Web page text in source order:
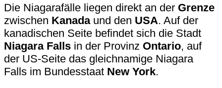
Die Niagarafälle liegen direkt an der Grenze
zwischen Kanadaund den USA. Auf der
kanadischen Seite befindet sich die Stadt
Niagara Falls in der Provinz Ontario, auf
der US-Seite das gleichnamige Niagara
Falls im Bundesstaat New York.